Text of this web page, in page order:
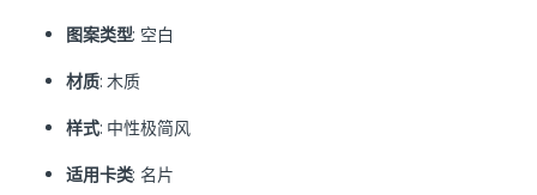
图案类型: 空白
材质: 木质
样式: 中性极简风
适用卡类: 名片